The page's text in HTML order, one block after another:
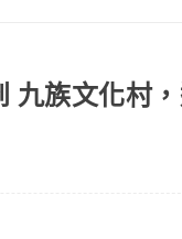
明收費細節，讓您
九族文化村